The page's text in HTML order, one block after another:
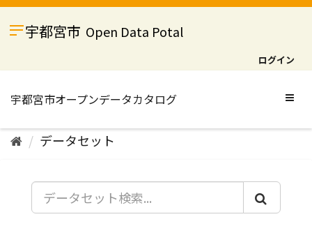
ス
宇都宮市 Open Data Potal
ログイン
データセット